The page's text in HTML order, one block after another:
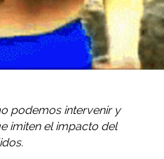
podemos intervenir y
imiten el impacto del